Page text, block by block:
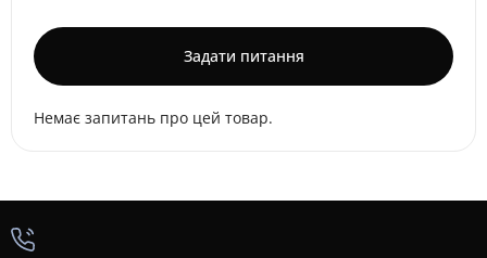
Задати питання
Немає запитань про цей товар.